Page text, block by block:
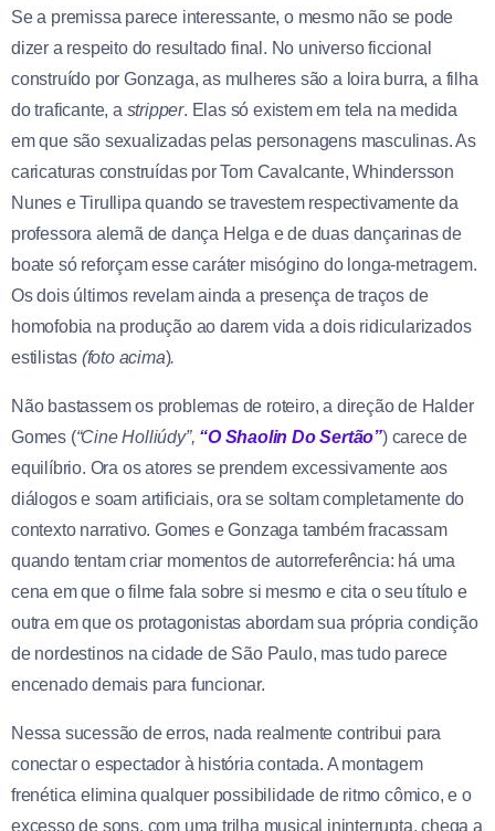
Se a premissa parece interessante, o mesmo não se pode
dizer a respeito do resultado final. No universo ficcional
construído por Gonzaga, as mulheres são a loira burra, a filha
do traficante, a stripper. Elas só existem em tela na medida
em que são sexualizadas pelas personagens masculinas. As
caricaturas construídas por Tom Cavalcante, Whindersson
Nunes e Tirullipa quando se travestem respectivamente da
professora alemã de dança Helga e de duas dançarinas de
boate só reforçam esse caráter misógino do longa-metragem.
Os dois últimos revelam ainda a presença de traços de
homofobia na produção ao darem vida a dois ridicularizados
estilistas (foto acima).
Não bastassem os problemas de roteiro, a direçãode Halder
Gomes (“Cine Holliúdy”, “O Shaolin Do Sertão”) carece de
equilíbrio. Ora os atores se prendem excessivamente aos
diálogos e soam artificiais, ora se soltam completamente do
contexto narrativo. Gomes e Gonzaga também fracassam
quando tentam criar momentos de autorreferência: há uma
cena em que o filme fala sobre si mesmo e cita o seu título e
outra em que os protagonistas abordam sua própria condição
de nordestinos na cidade de São Paulo, mas tudo parece
encenado demais para funcionar.
Nessa sucessão de erros, nada realmente contribui para
conectar o espectador à história contada. A montagem
frenética elimina qualquer possibilidade de ritmo cômico, e o
excesso de sons, com uma trilha musical ininterrupta, chega a